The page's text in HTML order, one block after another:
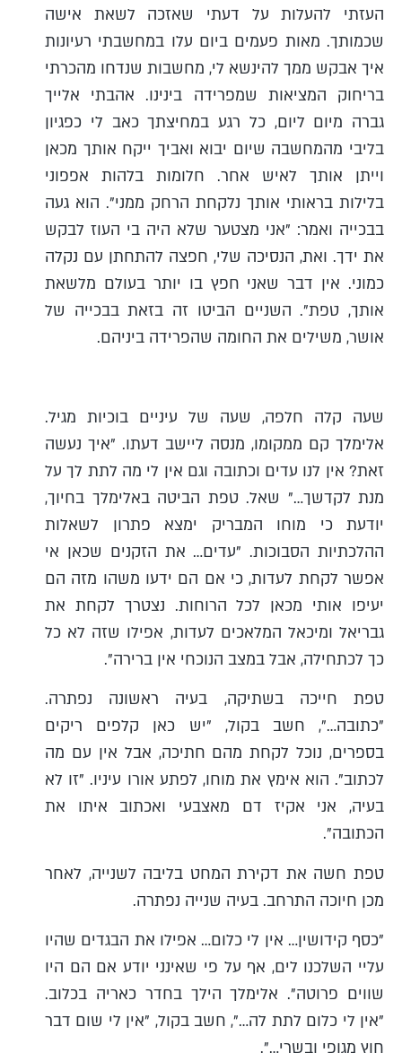
העזתי להעלות על דעתי שאזכה לשאת אישה
שכמותך. מאות פעמים ביום עלו במחשבתי רעיונות
איך אבקש ממך להינשא לי, מחשבות שנדחו מהכרתי
בריחוק המציאות שמפרידה בינינו. אהבתי אלייך
גברה מיום ליום, כל רגע במחיצתך כאב לי כפגיון
בליבי מהמחשבה שיום יבוא ואביך ייקח אותך מכאן
וייתן אותך לאיש אחר. חלומות בלהות אפפוני
בלילות בראותי אותך נלקחת הרחק ממני". הוא געה
בבכייה ואמר: "אני מצטער שלא היה בי העוז לבקש
את ידך. ואת, הנסיכה שלי, חפצה להתחתן עם נקלה
כמוני. אין דבר שאני חפץ בו יותר בעולם מלשאת
אותך, טפת". השניים הביטו זה בזאת בבכייה של
אושר, משילים את החומה שהפרידה ביניהם.
שעה קלה חלפה, שעה של עיניים בוכיות מגיל.
אלימלך קם ממקומו, מנסה ליישב דעתו. "איך נעשה
זאת? אין לנו עדים וכתובה וגם אין לי מה לתת לך על
מנת לקדשך…" שאל. טפת הביטה באלימלך בחיוך,
יודעת כי מוחו המבריק ימצא פתרון לשאלות
ההלכתיות הסבוכות. "עדים… את הזקנים שכאן אי
אפשר לקחת לעדות, כי אם הם ידעו משהו מזה הם
יעיפו אותי מכאן לכל הרוחות. נצטרך לקחת את
גבריאל ומיכאל המלאכים לעדות, אפילו שזה לא כל
כך לכתחילה, אבל במצב הנוכחי אין ברירה".
טפת חייכה בשתיקה, בעיה ראשונה נפתרה.
"כתובה…", חשב בקול, "יש כאן קלפים ריקים
בספרים, נוכל לקחת מהם חתיכה, אבל אין עם מה
לכתוב". הוא אימץ את מוחו, לפתע אורו עיניו. "זו לא
בעיה, אני אקיז דם מאצבעי ואכתוב איתו את
הכתובה".
טפת חשה את דקירת המחט בליבה לשנייה, לאחר
מכן חיוכה התרחב. בעיה שנייה נפתרה.
"כסף קידושין… אין לי כלום… אפילו את הבגדים שהיו
עליי השלכנו לים, אף על פי שאינני יודע אם הם היו
שווים פרוטה". אלימלך הילך בחדר כאריה בכלוב.
"אין לי כלום לתת לה…", חשב בקול, "אין לי שום דבר
חוץ מגופי ובשרי…".